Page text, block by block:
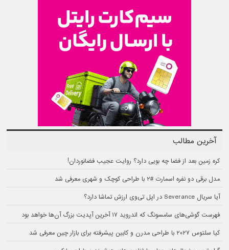
آخرین مطالب
کره زمین بعد از فضا چه بویی دارد؟ روایت عجیب فضانوردان!
مدل برقی دو نفره اسمارت #۲ با طراحی کوچک و شهری معرفی شد
آیا سریال Severance در اپل تی‌وی ارزش تماشا دارد؟
فهرست گوشی‌های سامسونگ که اندروید ۱۷ آخرین آپدیت بزرگ آن‌ها خواهد بود
کیا سلتوس ۲۰۲۷ با طراحی مدرن و کابین پیشرفته برای بازار چین معرفی شد